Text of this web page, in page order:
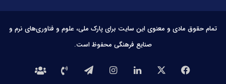
تمام حقوق مادی و معنوی این سایت برای پارک ملی، علوم و فناوری‌های نرم و
صنایع فرهنگی محفوظ است.
فیس لینکدیناینستاگرامتلگرامتماس درباره